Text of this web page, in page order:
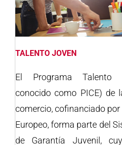
TALENTO JOVEN
El Programa Talento
conocido como PICE) de
comercio, cofinanciado por
Europeo, forma parte del
de Garantía Juvenil,